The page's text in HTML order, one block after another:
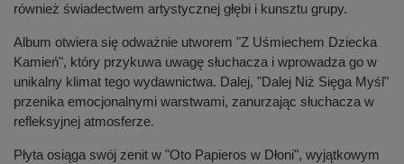
również świadectwem artystycznej głębi i kunsztu grupy.
Album otwiera się odważnie utworem "Z Uśmiechem Dziecka
Kamień", który przykuwa uwagę słuchacza i wprowadza go w
unikalny klimat tego wydawnictwa. Dalej, "Dalej Niż Sięga Myśl"
przenika emocjonalnymi warstwami, zanurzając słuchacza w
refleksyjnej atmosferze.
Płyta osiąga swój zenit w "Oto Papieros w Dłoni", wyjątkowym